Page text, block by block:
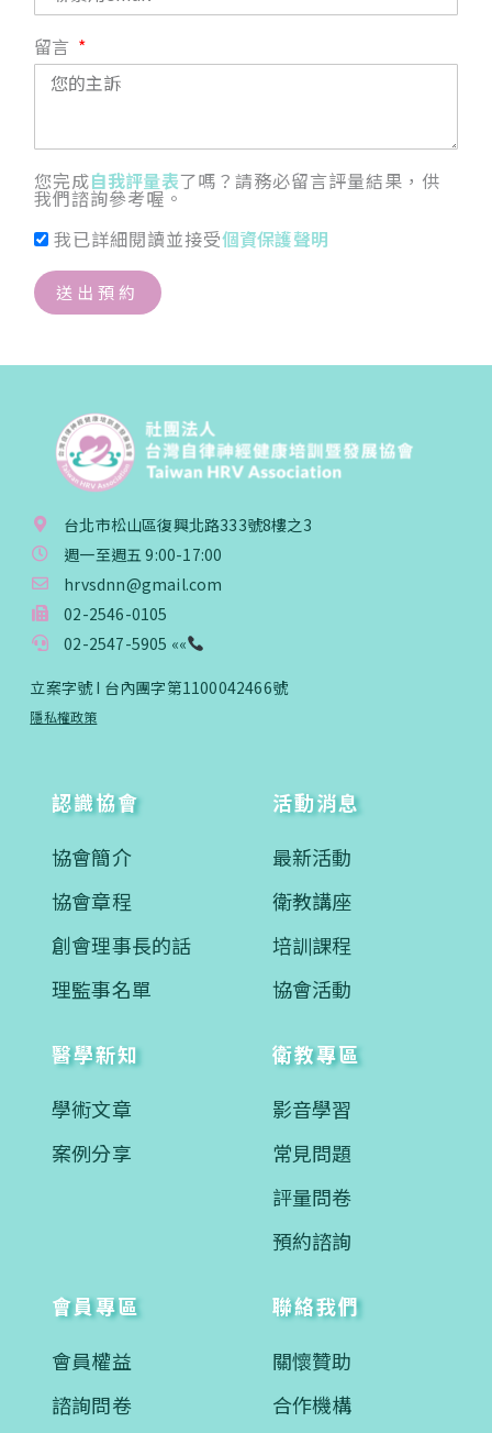
留言
您完成自我評量表了嗎？請務必留言評量結果，供
我們諮詢參考喔。
我已詳細閱讀並接受個資保護聲明
送出預約
台北市松山區復興北路333號8樓之3
週一至週五 9:00-17:00
hrvsdnn@gmail.com
02-2546-0105
02-2547-5905 ««
立案字號 I 台內團字第1100042466號
隱私權政策
認識協會
協會簡介
協會章程
創會理事長的話
理監事名單
活動消息
最新活動
衛教講座
培訓課程
協會活動
醫學新知
學術文章
案例分享
衛教專區
影音學習
常見問題
評量問卷
預約諮詢
會員專區
會員權益
諮詢問卷
聯絡我們
關懷贊助
合作機構